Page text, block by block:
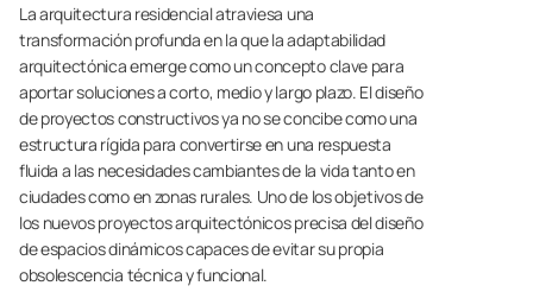
La arquitectura residencial atraviesa una
transformación profunda en la que la adaptabilidad
arquitectónica emerge como un concepto clave para
aportar soluciones a corto, medio y largo plazo. El diseño
de proyectos constructivos ya no se concibe como una
estructura rígida para convertirse en una respuesta
fluida a las necesidades cambiantes de la vida tanto en
ciudades como en zonas rurales. Uno de los objetivos de
los nuevos proyectos arquitectónicos precisa del diseño
de espacios dinámicos capaces de evitar su propia
obsolescencia técnica y funcional.